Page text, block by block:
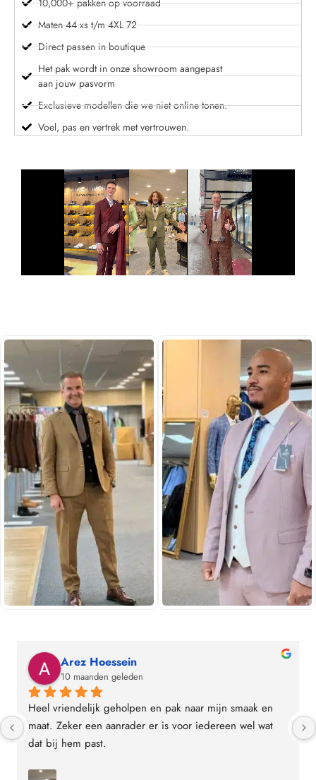
Maten 44 xs t/m 4XL 72
Direct passen in boutique
Het pak wordt in onze showroom aangepast
aan jouw pasvorm
Exclusieve modellen die we niet online tonen.
Voel, pas en vertrek met vertrouwen.
Arez Hoessein
10 maanden geleden
Heel vriendelijk geholpen en pak naar mijn smaak en
maat. Zeker een aanrader er is voor iedereen wel wat
dat bij hem past.